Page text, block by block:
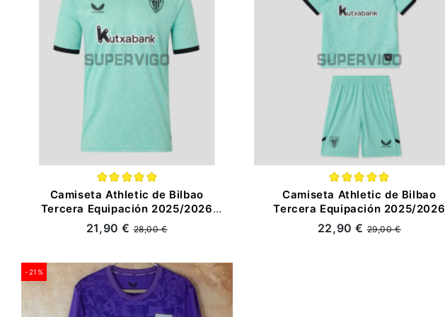
Camiseta Athletic de Bilbao
Tercera Equipación 2025/2026
Verde
21,90 €28,00 €
Camiseta Athletic de Bilbao
Tercera Equipación 2025/2026
Verde Niño Kit
22,90 €29,00 €
-21%